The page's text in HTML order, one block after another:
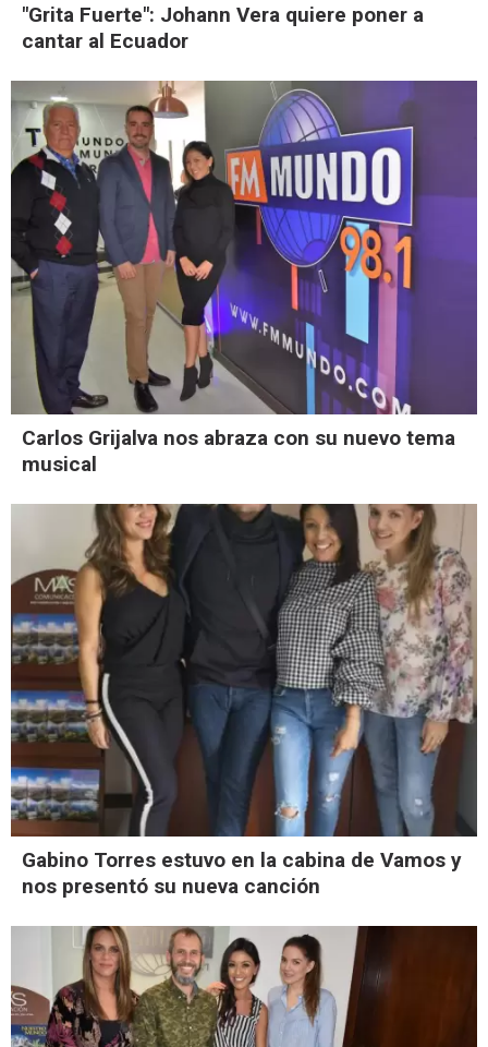
"Grita Fuerte": Johann Vera quiere poner a
cantar al Ecuador
Carlos Grijalva nos abraza con su nuevo tema
musical
Gabino Torres estuvo en la cabina de Vamos y
nos presentó su nueva canción